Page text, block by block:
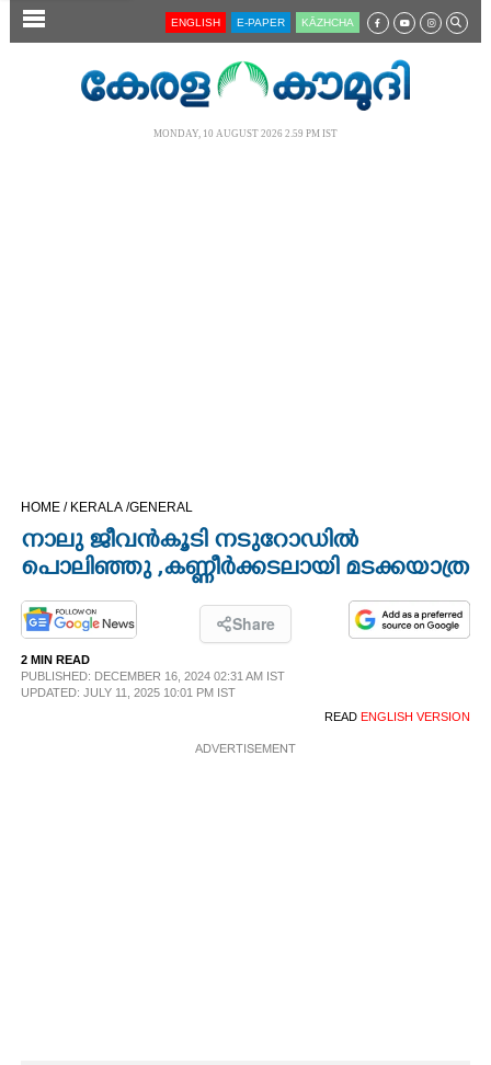
SECTIONS
CINEMA
OPINION
PHOTOS
LIFESTYLE
ENGLISH E-PAPER KĀZHCHA
MONDAY, 10 AUGUST 2026 2.59 PM IST
HOME / KERALA /GENERAL
നാലു ജീവൻകൂടി നടുറോഡിൽ
പൊലിഞ്ഞു ,​ കണ്ണീർക്കടലായി മടക്കയാത്ര
Share
2 MIN READ
PUBLISHED: DECEMBER 16, 2024 02:31 AM IST
UPDATED: JULY 11, 2025 10:01 PM IST
READ ENGLISH VERSION
ADVERTISEMENT